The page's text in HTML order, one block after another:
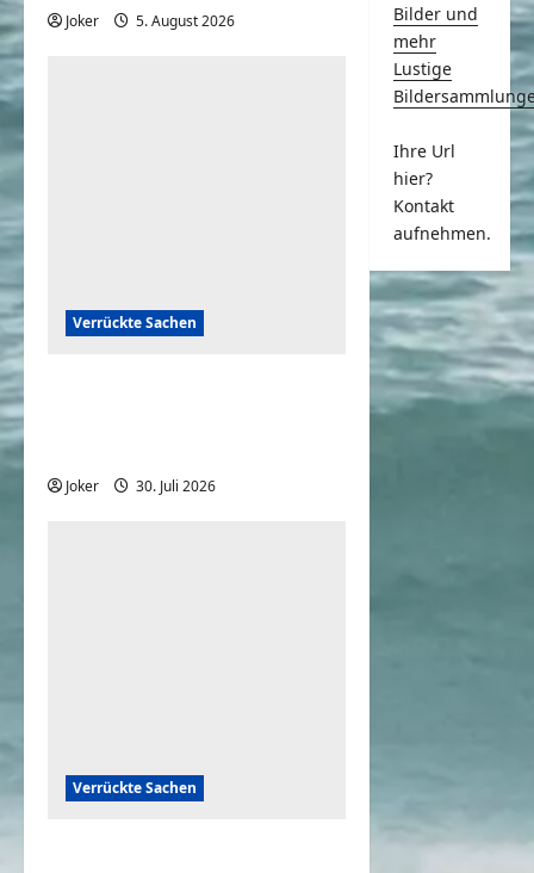
Joker 5. August 2026
Verrückte Sachen
Joker 30. Juli 2026
Verrückte Sachen
Bilder und
mehr
Lustige
Ihre Url
hier?
Kontakt
aufnehmen.